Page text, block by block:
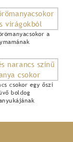
a
csokor egy őszi
boldog